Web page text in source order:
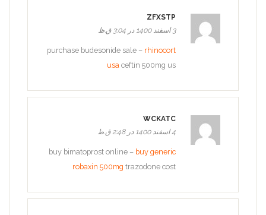
ZFXSTP
3 اسفند 1400 در 3:04 ق.ظ
purchase budesonide sale – rhinocort
usa ceftin 500mg us
WCKATC
4 اسفند 1400 در 2:48 ق.ظ
buy bimatoprost online – buy generic
robaxin 500mg trazodone cost